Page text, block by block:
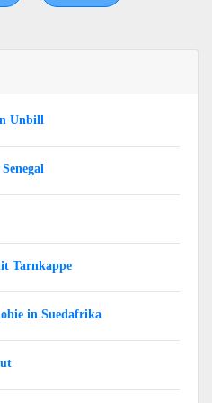
Unbill
Tarnkappe
in Suedafrika